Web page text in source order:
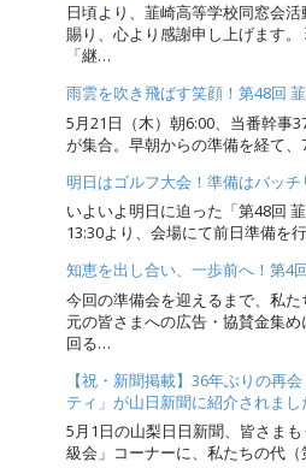
日頃より、韮崎高等学校同窓会
賜り、心より感謝申し上げます。
「継…
雨雲を吹き飛ばす笑顔！第48回
5月21日（木）朝6:00、当番幹事
が集合。早朝からの準備を経て
明日はゴルフ大会！準備はバッチ
いよいよ明日に迫った「第48回
13:30より、会場にて前日準備を
知恵を出し合い、一歩前へ！第4
今回の準備会を迎えるまで、私
元の皆さまへの広告・協賛金集
回る…
【祝・新聞掲載】36年ぶりの再
ティ」が山日新聞に紹介されまし
5月1日の山梨日日新聞、皆さま
級会」コーナーに、私たちの代